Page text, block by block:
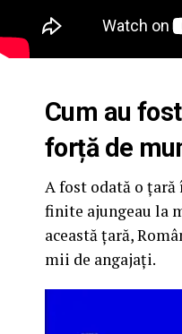
Cum au
forță de
A fost odată o țară
finite ajungeau la
această țară,
mii de angajați.